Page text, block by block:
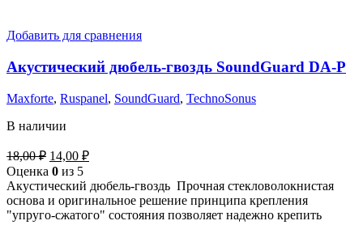
Добавить для сравнения
Акустический дюбель-гвоздь SoundGuard DA-P
Maxforte, Ruspanel, SoundGuard, TechnoSonus
В наличии
18,00₽ 14,00 ₽
Оценка 0 из 5
Акустический дюбель-гвоздь Прочная стекловолокнистая
основа и оригинальное решение принципа крепления
"упруго-сжатого" состояния позволяет надежно крепить